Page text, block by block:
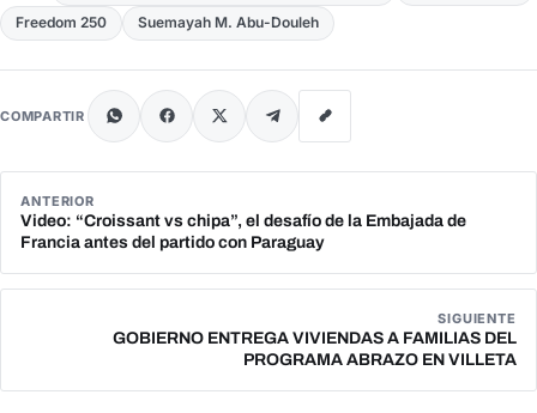
Freedom 250 Suemayah M. Abu-Douleh
COMPARTIR
ANTERIOR
Video: “Croissant vs chipa”, el desafío de la Embajada de
Francia antes del partido con Paraguay
SIGUIENTE
GOBIERNO ENTREGA VIVIENDAS A FAMILIAS DEL
PROGRAMA ABRAZO EN VILLETA